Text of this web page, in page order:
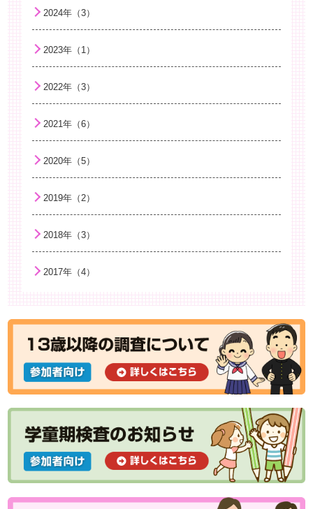
2024年（3）
2023年（1）
2022年（3）
2021年（6）
2020年（5）
2019年（2）
2018年（3）
2017年（4）